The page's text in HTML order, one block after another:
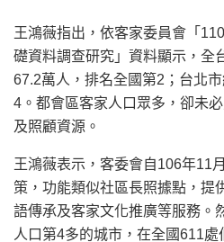
王鴻薇指出，依客家委員會「
礎資料調查研究」資料顯示，全
67.2萬人，排名全國第2；台北
4。都會區客家人口眾多，卻未
及照顧資源。
王鴻薇表示，客委會自106年11
策，功能類似社區長照據點，提
語傳承及客家文化推廣等服務。
人口第4多的城市，在全國611